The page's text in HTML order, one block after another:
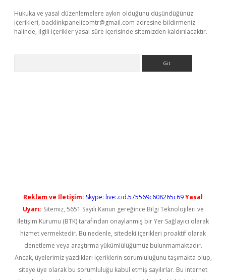
Hukuka ve yasal düzenlemelere aykırı olduğunu düşündüğünüz
içerikleri, backlinkpanelicomtr@gmail.com adresine bildirmeniz
halinde, ilgili içerikler yasal süre içerisinde sitemizden kaldırılacaktır.
Reklam ve İletişim: Skype: live:.cid.575569c608265c69Yasal
Uyarı: Sitemiz, 5651 Sayılı Kanun gereğince Bilgi Teknolojileri ve
İletişim Kurumu (BTK) tarafından onaylanmış bir Yer Sağlayıcı olarak
hizmet vermektedir. Bu nedenle, sitedeki içerikleri proaktif olarak
denetleme veya araştırma yükümlülüğümüz bulunmamaktadır.
Ancak, üyelerimiz yazdıkları içeriklerin sorumluluğunu taşımakta olup,
siteye üye olarak bu sorumluluğu kabul etmiş sayılırlar. Bu internet